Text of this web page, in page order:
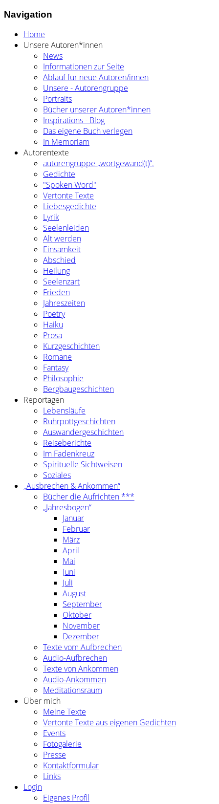
Navigation
Home
Unsere Autoren*innen
News
Informationen zur Seite
Ablauf für neue Autoren/innen
Unsere - Autorengruppe
Portraits
Bücher unserer Autoren*innen
Inspirations - Blog
Das eigene Buch verlegen
In Memoriam
Autorentexte
autorengruppe „wortgewand(t)“.
Gedichte
"Spoken Word"
Vertonte Texte
Liebesgedichte
Lyrik
Seelenleiden
Alt werden
Einsamkeit
Abschied
Heilung
Seelenzart
Frieden
Jahreszeiten
Poetry
Haiku
Prosa
Kurzgeschichten
Romane
Fantasy
Philosophie
Bergbaugeschichten
Reportagen
Lebensläufe
Ruhrpottgeschichten
Auswandergeschichten
Reiseberichte
Im Fadenkreuz
Spirituelle Sichtweisen
Soziales
„Ausbrechen & Ankommen“
Bücher die Aufrichten ***
„Jahresbogen“
Januar
Februar
März
April
Mai
Juni
Juli
August
September
Oktober
November
Dezember
Texte vom Aufbrechen
Audio-Aufbrechen
Texte von Ankommen
Audio-Ankommen
Meditationsraum
Über mich
Meine Texte
Vertonte Texte aus eigenen Gedichten
Events
Fotogalerie
Presse
Kontaktformular
Links
Login
Eigenes Profil